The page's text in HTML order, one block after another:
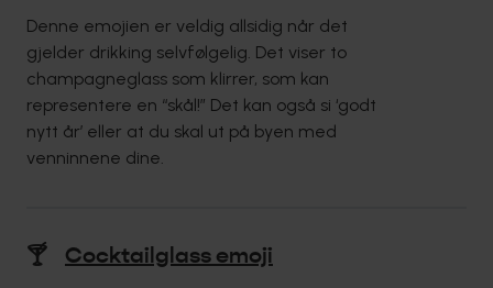
Denne emojien er veldig allsidig når det
gjelder drikking selvfølgelig. Det viser to
champagneglass som klirrer, som kan
representere en “skål!” Det kan også si ‘godt
nytt år’ eller at du skal ut på byen med
venninnene dine.
🍸 Cocktailglass emoji